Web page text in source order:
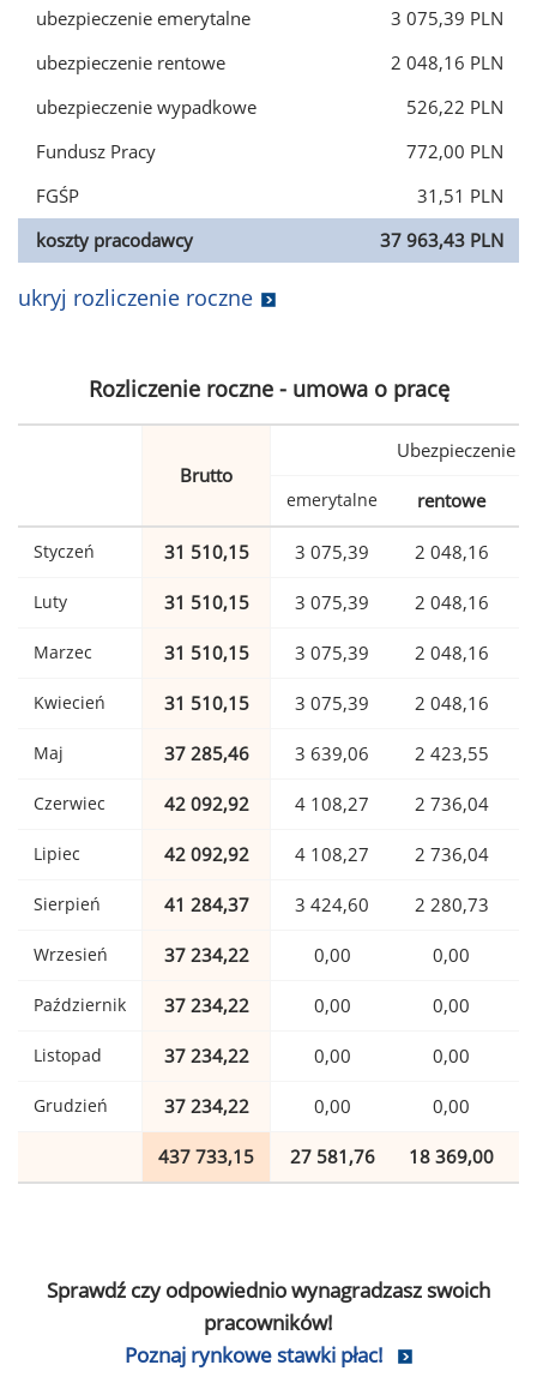
ubezpieczenie emerytalne
3 075,39 PLN
ubezpieczenie rentowe
2 048,16 PLN
ubezpieczenie wypadkowe
526,22 PLN
Fundusz Pracy
772,00 PLN
FGŚP
31,51 PLN
koszty pracodawcy
37 963,43 PLN
ukryj rozliczenie roczne
Rozliczenie roczne - umowa o pracę
Brutto
Ubezpieczenie
emerytalne rentowe
Styczeń 31 510,15 3 075,39 2 048,16
Luty 31 510,15 3 075,39 2 048,16
Marzec 31 510,15 3 075,39 2 048,16
Kwiecień 31 510,15 3 075,39 2 048,16
Maj 37 285,46 3 639,06 2 423,55
Czerwiec 42 092,92 4 108,27 2 736,04
Lipiec 42 092,92 4 108,27 2 736,04
Sierpień 41 284,37 3 424,60 2 280,73
Wrzesień 37 234,22 0,00 0,00
Październik 37 234,22 0,00 0,00
Listopad 37 234,22 0,00 0,00
Grudzień 37 234,22 0,00 0,00
437 733,15 27 581,76 18 369,00
Sprawdź czy odpowiednio wynagradzasz swoich
pracowników!
Poznaj rynkowe stawki płac!